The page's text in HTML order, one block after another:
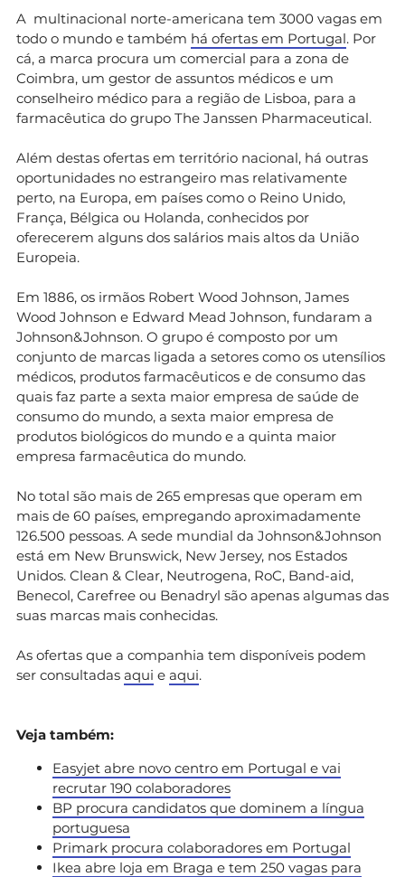
A multinacional norte-americana tem 3000 vagas em
todo o mundo e também há ofertas em Portugal. Por
cá, a marca procura um comercial para a zona de
Coimbra, um gestor de assuntos médicos e um
conselheiro médico para a região de Lisboa, para a
farmacêutica do grupo The Janssen Pharmaceutical.
Além destas ofertas em território nacional, há outras
oportunidades no estrangeiro mas relativamente
perto, na Europa, em países como o Reino Unido,
França, Bélgica ou Holanda, conhecidos por
oferecerem alguns dos salários mais altos da União
Europeia.
Em 1886, os irmãos Robert Wood Johnson, James
Wood Johnson e Edward Mead Johnson, fundaram a
Johnson&Johnson. O grupo é composto por um
conjunto de marcas ligada a setores como os utensílios
médicos, produtos farmacêuticos e de consumo das
quais faz parte a sexta maior empresa de saúde de
consumo do mundo, a sexta maior empresa de
produtos biológicos do mundo e a quinta maior
empresa farmacêutica do mundo.
No total são mais de 265 empresas que operam em
mais de 60 países, empregando aproximadamente
126.500 pessoas. A sede mundial da Johnson&Johnson
está em New Brunswick, New Jersey, nos Estados
Unidos. Clean & Clear, Neutrogena, RoC, Band-aid,
Benecol, Carefree ou Benadryl são apenas algumas das
suas marcas mais conhecidas.
As ofertas que a companhia tem disponíveis podem
ser consultadas aqui e aqui.
Veja também:
Easyjet abre novo centro em Portugal e vai
recrutar 190 colaboradores
BP procura candidatos que dominem a língua
portuguesa
Primark procura colaboradores em Portugal
Ikea abre loja em Braga e tem 250 vagas para